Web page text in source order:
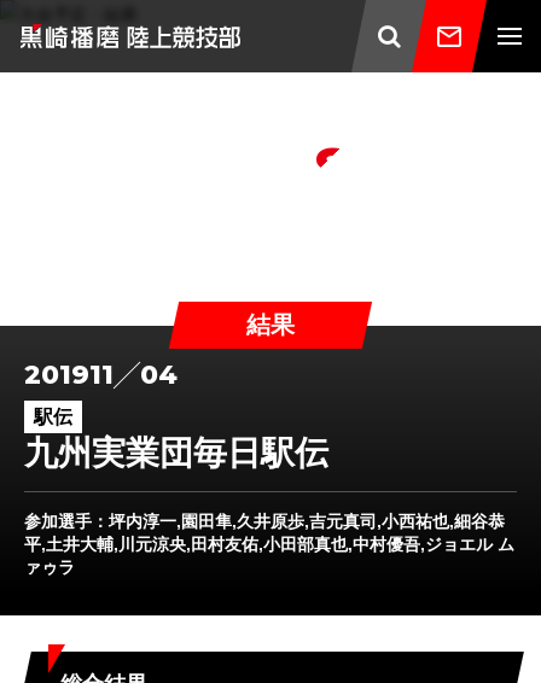
結果
201911 04
駅伝
九州実業団毎日駅伝
参加選手 ：坪内淳一,園田隼,久井原歩,吉元真司,小西祐也,細谷恭
平,土井大輔,川元涼央,田村友佑,小田部真也,中村優吾,ジョエル ム
ァゥラ